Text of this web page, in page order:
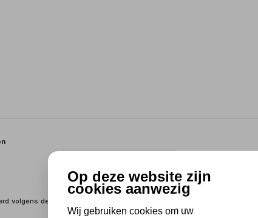
volgens de nieuwst geldende regels.
Op deze website zijn
cookies aanwezig
Wij gebruiken cookies om uw